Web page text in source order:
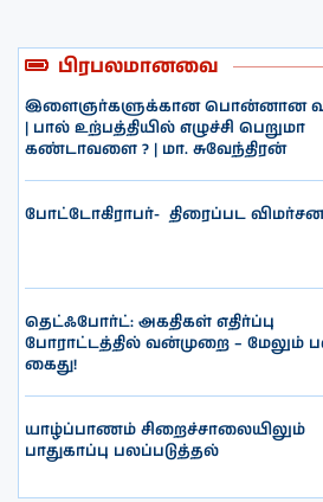
பிரபலமானவை
இளைஞர்களுக்கான பொன்னான
| பால் உற்பத்தியில் எழுச்சி பெறுமா
கண்டாவளை ? | மா. சுவேந்திரன்
போட்டோகிராபர்- ‌ திரைப்பட
தெட்ஃபோர்ட்: அகதிகள் எதிர்ப்பு
போராட்டத்தில் வன்முறை – மேலும்
கைது!
யாழ்ப்பாணம் சிறைச்சாலையிலும்
பாதுகாப்பு பலப்படுத்தல்